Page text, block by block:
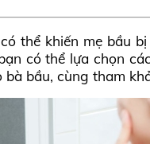
thể khiến mẹ bầu
có thể lựa chọn
bầu, cùng tham